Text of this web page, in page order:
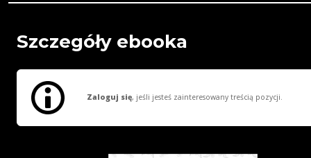
Szczegóły ebooka
Zaloguj się, jeśli jesteś zainteresowany treścią pozycji.